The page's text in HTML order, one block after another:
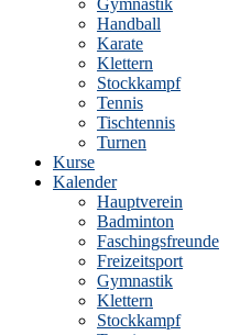
Handball
Karate
Klettern
Stockkampf
Tennis
Tischtennis
Turnen
Kurse
Kalender
Hauptverein
Badminton
Faschingsfreunde
Freizeitsport
Gymnastik
Klettern
Stockkampf